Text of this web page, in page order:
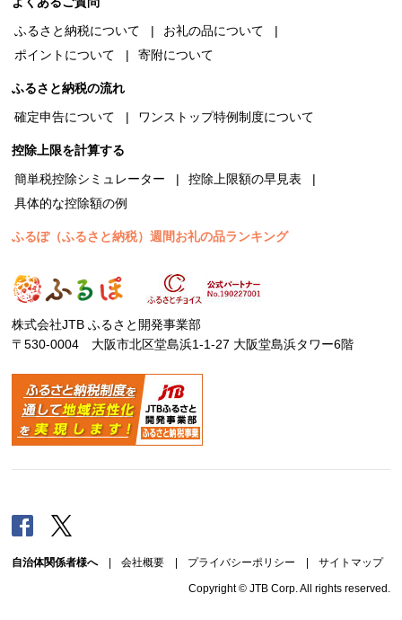
ふるさと納税について
お礼の品について
ポイントについて
寄附について
ふるさと納税の流れ
確定申告について
ワンストップ特例制度について
控除上限を計算する
簡単税控除シミュレーター
控除上限額の早見表
具体的な控除額の例
ふるぽ（ふるさと納税）週間お礼の品ランキング
株式会社JTB ふるさと開発事業部
〒530-0004 大阪市北区堂島浜1-1-27 大阪堂島浜タワー6階
Facebook
自治体関係者様へ| 会社概要 プライバシーポリシー サイトマップ
Copyright © JTB Corp. All rights reserved.